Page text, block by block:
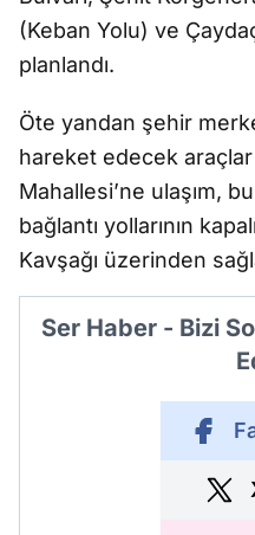
(Keban Yolu) ve
planlandı.
Öte yandan şehir
hareket edecek
Mahallesi’ne ulaşım,
bağlantı yollarının
Kavşağı üzerinden
Ser Haber - Bizi